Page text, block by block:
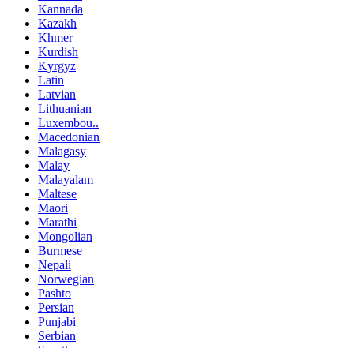
Kannada
Kazakh
Khmer
Kurdish
Kyrgyz
Latin
Latvian
Lithuanian
Luxembou..
Macedonian
Malagasy
Malay
Malayalam
Maltese
Maori
Marathi
Mongolian
Burmese
Nepali
Norwegian
Pashto
Persian
Punjabi
Serbian